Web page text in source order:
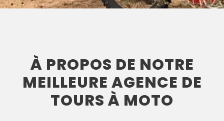
À PROPOS DE NOTRE
MEILLEURE AGENCE DE
TOURS À MOTO